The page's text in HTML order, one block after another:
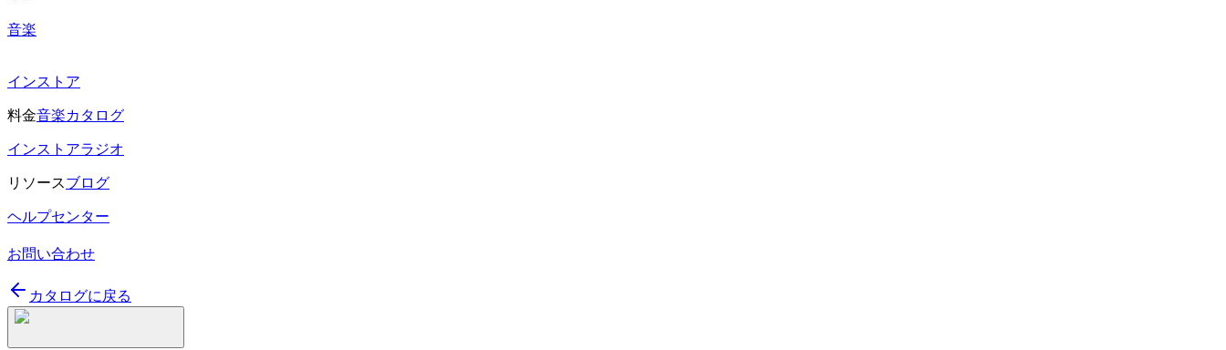
音楽
インストア
料金音楽カタログ
インストアラジオ
リソースブログ
ヘルプセンター
お問い合わせ
カタログに戻る